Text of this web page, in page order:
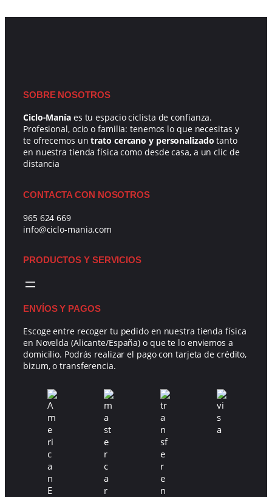
SOBRE NOSOTROS
Ciclo-Maníaes tu espacio ciclista de confianza.
Profesional, ocio o familia: tenemos lo que necesitas y
te ofrecemos untrato cercano y personalizado tanto
en nuestra tienda física como desde casa, a un clic de
distancia
CONTACTA CON NOSOTROS
965 624 669
info@ciclo-mania.com
PRODUCTOS Y SERVICIOS
ENVÍOS Y PAGOS
Escoge entre recoger tu pedido en nuestra tienda física
en Novelda (Alicante/España) o que te lo enviemos a
domicilio. Podrás realizar el pago con tarjeta de crédito,
bizum, o transferencia.